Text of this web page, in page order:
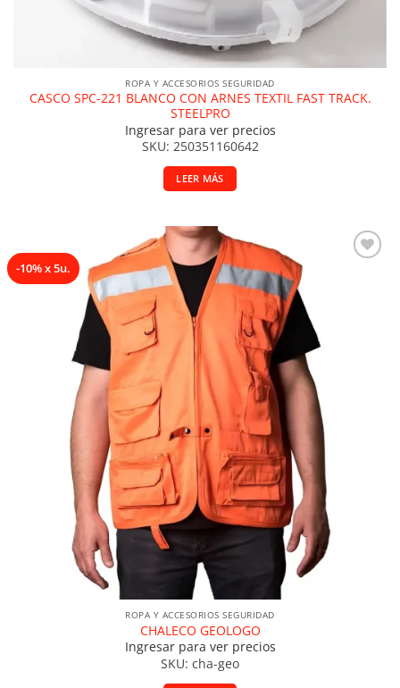
ROPA Y ACCESORIOS SEGURIDAD
CASCO SPC-221 BLANCO CON ARNES TEXTIL FAST TRACK.
STEELPRO
Ingresar para ver precios
SKU: 250351160642
LEER MÁS
-10% x 5u.
ROPA Y ACCESORIOS SEGURIDAD
CHALECO GEOLOGO
Ingresar para ver precios
SKU: cha-geo